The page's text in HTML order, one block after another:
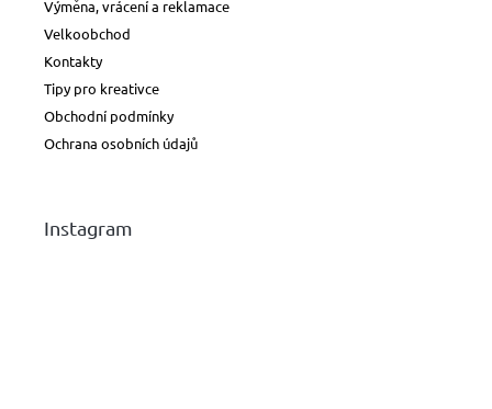
Výměna, vrácení a reklamace
Velkoobchod
Kontakty
Tipy pro kreativce
Obchodní podmínky
Ochrana osobních údajů
Instagram